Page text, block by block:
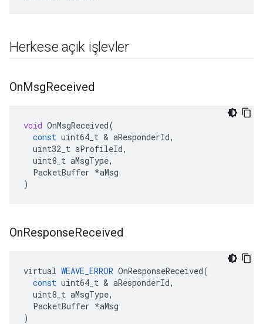
Herkese açık işlevler
OnMsgReceived
void OnMsgReceived(
const uint64_t & aResponderId,
uint32_t aProfileId,
uint8_t aMsgType,
PacketBuffer *aMsg
)
OnResponseReceived
virtual WEAVE_ERROR OnResponseReceived(
const uint64_t & aResponderId,
uint8_t aMsgType,
PacketBuffer *aMsg
)